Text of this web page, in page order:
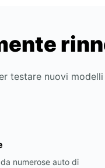
testare nuovi modelli
numerose auto di